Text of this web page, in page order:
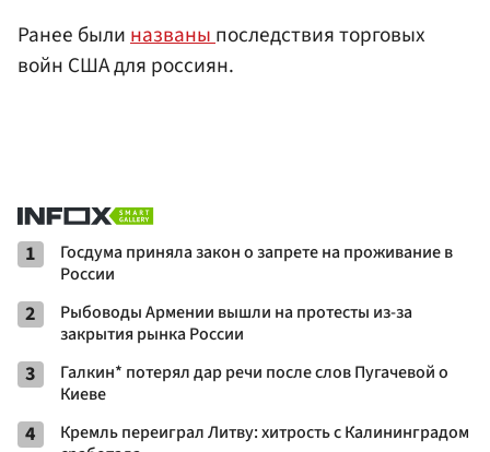
Ранее былиназваныпоследствия торговых
войн США для россиян.
1
Госдума приняла закон о запрете на проживание в
России
2
Рыбоводы Армении вышли на протесты из-за
закрытия рынка России
3
Галкин* потерял дар речи после слов Пугачевой о
Киеве
4
Кремль переиграл Литву: хитрость с Калининградом